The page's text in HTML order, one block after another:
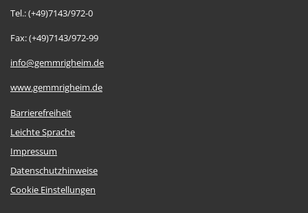
Tel.: (+49)7143/972-0
Fax: (+49)7143/972-99
info@gemmrigheim.de
www.gemmrigheim.de
Barrierefreiheit
Leichte Sprache
Impressum
Datenschutzhinweise
Cookie Einstellungen